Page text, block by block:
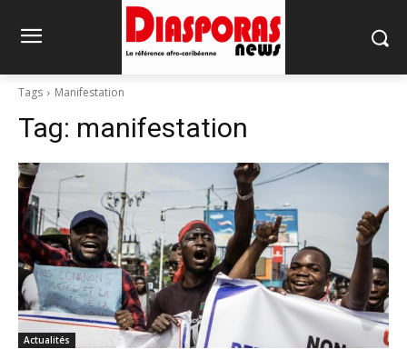
Tags Manifestation
Tag: manifestation
Actualités